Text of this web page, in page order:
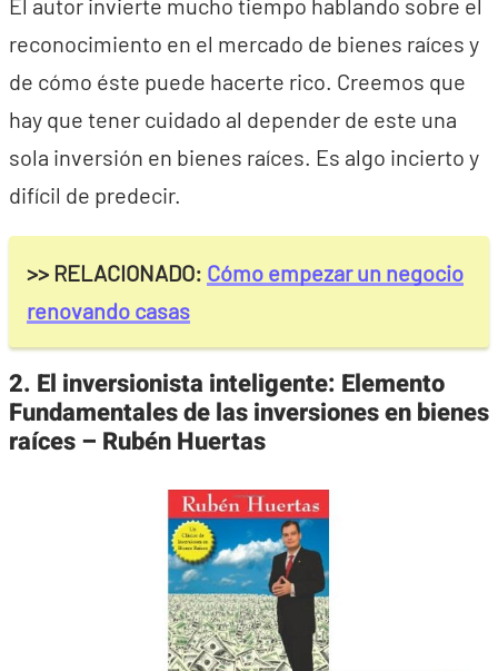
El autor invierte mucho tiempo hablando sobre el
reconocimiento en el mercado de bienes raíces y
de cómo éste puede hacerte rico. Creemos que
hay que tener cuidado al depender de este una
sola inversión en bienes raíces. Es algo incierto y
difícil de predecir.
>> RELACIONADO: Cómo empezar un negocio
renovando casas
2. El inversionista inteligente: Elemento
Fundamentales de las inversiones en bienes
raíces – Rubén Huertas